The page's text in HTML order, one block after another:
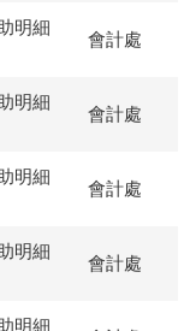
明細
會計處
明細
會計處
明細
會計處
明細
會計處
明細